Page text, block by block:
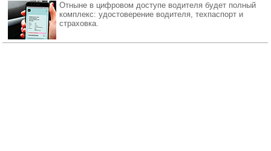
Отныне в цифровом доступе водителя будет полный
комплекс: удостоверение водителя, техпаспорт и
страховка.